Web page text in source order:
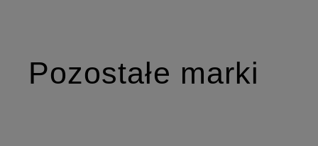
Pozostałe marki